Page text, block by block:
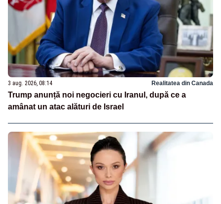
3 aug. 2026, 08:14 Realitatea din Canada
Trump anunță noi negocieri cu Iranul, după ce a
amânat un atac alături de Israel